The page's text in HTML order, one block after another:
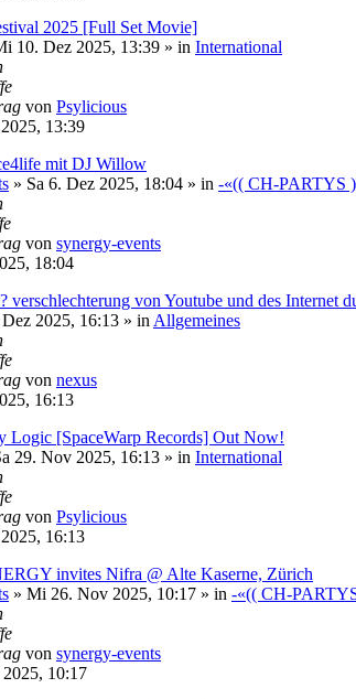
2025 [Full Set Movie]
10. Dez 2025, 13:39 » in International
von Psylicious
13:39
mit DJ Willow
» Sa 6. Dez 2025, 18:04 » in -«(( CH-PARTYS
von synergy-events
18:04
verschlechterung von Youtube und des Internet
2025, 16:13 » in Allgemeines
von nexus
16:13
Logic [SpaceWarp Records] Out Now!
29. Nov 2025, 16:13 » in International
von Psylicious
16:13
invites Nifra @ Alte Kaserne, Zürich
» Mi 26. Nov 2025, 10:17 » in -«(( CH-
von synergy-events
10:17